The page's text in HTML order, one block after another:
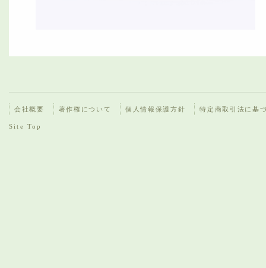
会社概要 著作権について 個人情報保護方針 特定商取引法に基
Site Top